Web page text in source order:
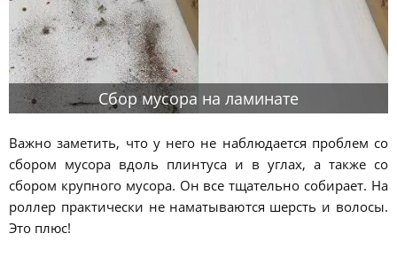
Сбор мусора на ламинате
Важно заметить, что у него не наблюдается проблем со
сбором мусора вдоль плинтуса и в углах, а также со
сбором крупного мусора. Он все тщательно собирает. На
роллер практически не наматываются шерсть и волосы.
Это плюс!